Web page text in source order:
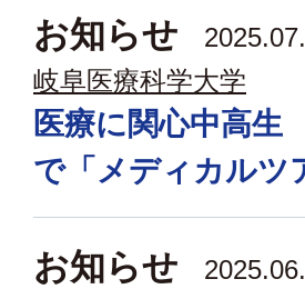
お知らせ
岐阜医療科学大学
医療に関心中高
で「メディカルツ
お知らせ